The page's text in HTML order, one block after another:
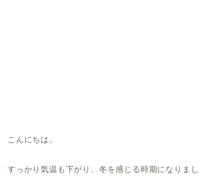
こんにちは。
すっかり気温も下がり、冬を感じる時期になりまし